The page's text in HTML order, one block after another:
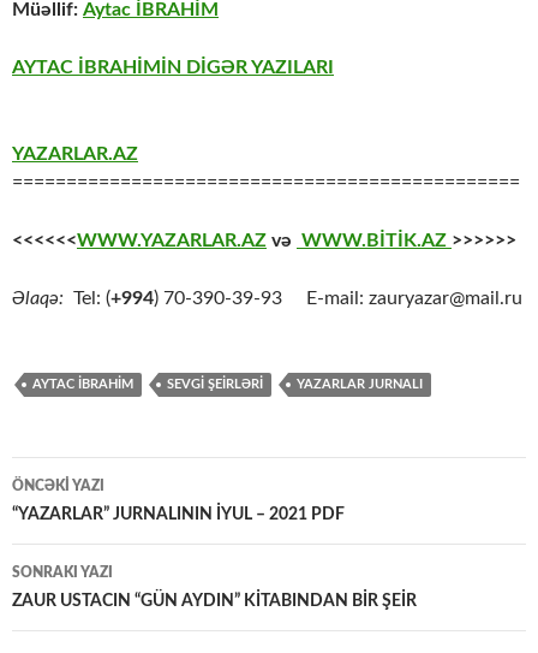
Müəllif: Aytac İBRAHİM
AYTAC İBRAHİMİN DİGƏR YAZILARI
YAZARLAR.AZ
===============================================
<<<<<<WWW.YAZARLAR.AZ və WWW.BİTİK.AZ >>>>>>
Əlaqə: Tel: (+994) 70-390-39-93 E-mail: zauryazar@mail.ru
AYTAC İBRAHİM SEVGİ ŞEİRLƏRİ YAZARLAR JURNALI
Yazılar
üzrə
naviqasiya
ÖNCƏKI YAZI
“YAZARLAR” JURNALININ İYUL – 2021 PDF
SONRAKI YAZI
ZAUR USTACIN “GÜN AYDIN” KİTABINDAN BİR ŞEİR